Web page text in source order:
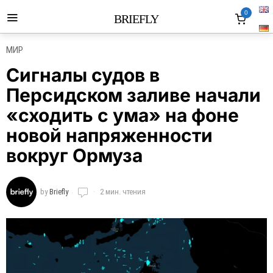
BRIEFLY 0
МИР
Сигналы судов в
Персидском заливе начали
«сходить с ума» на фоне
новой напряженности
вокруг Ормуза
byBriefly 2 мин. чтения